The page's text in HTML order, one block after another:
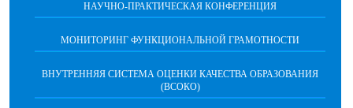
НАУЧНО-ПРАКТИЧЕСКАЯ КОНФЕРЕНЦИЯ
МОНИТОРИНГ ФУНКЦИОНАЛЬНОЙ ГРАМОТНОСТИ
ВНУТРЕННЯЯ СИСТЕМА ОЦЕНКИ КАЧЕСТВА ОБРАЗОВАНИЯ
(ВСОКО)